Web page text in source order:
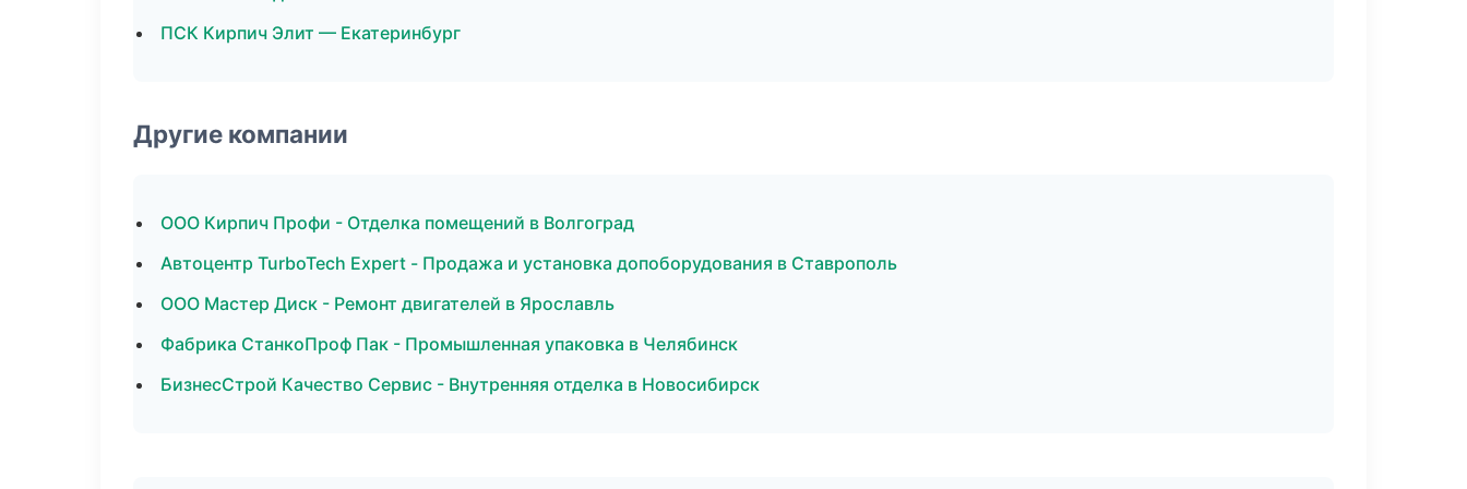
ПСК Кирпич Элит — Екатеринбург
Другие компании
ООО Кирпич Профи - Отделка помещений в Волгоград
Автоцентр TurboTech Expert - Продажа и установка допоборудования в Ставрополь
ООО Мастер Диск - Ремонт двигателей в Ярославль
Фабрика СтанкоПроф Пак - Промышленная упаковка в Челябинск
БизнесСтрой Качество Сервис - Внутренняя отделка в Новосибирск